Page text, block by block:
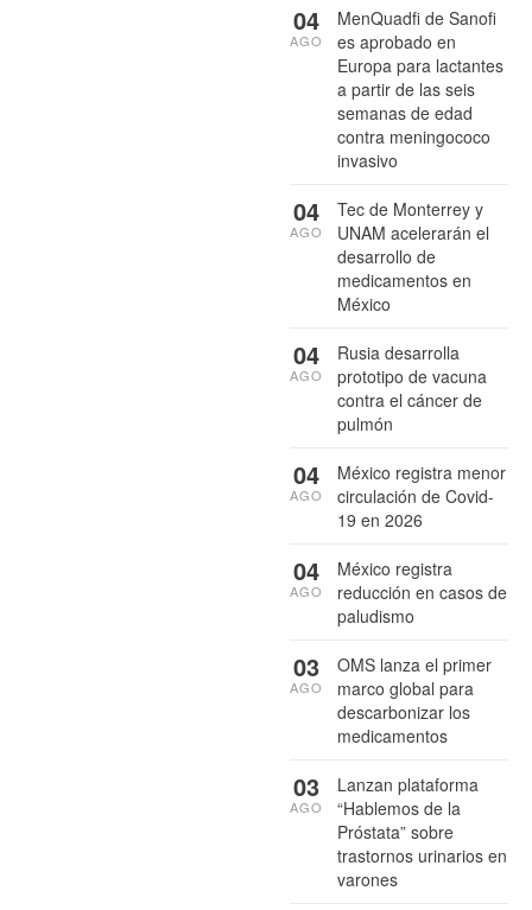
MenQuadfi de Sanofi
es aprobado en
Europa para lactantes
a partir de las seis
semanas de edad
contra meningococo
invasivo
04
AGO
Tec de Monterrey y
UNAM acelerarán el
desarrollo de
medicamentos en
México
04
AGO
Rusia desarrolla
prototipo de vacuna
contra el cáncer de
pulmón
04
AGO
México registra menor
circulación de Covid-
19 en 2026
04
AGO
México registra
reducción en casos de
paludismo
04
AGO
OMS lanza el primer
marco global para
descarbonizar los
medicamentos
03
AGO
Lanzan plataforma
“Hablemos de la
Próstata” sobre
trastornos urinarios en
varones
03
AGO